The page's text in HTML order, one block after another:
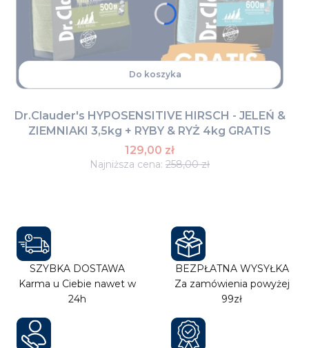
Do koszyka
Dr.Clauder's HYPOSENSITIVE HIRSCH - JELEŃ &
ZIEMNIAKI 3,5kg + RYBY & RYŻ 4kg GRATIS
129,00 zł
Najniższa cena: 258,00 zł
SZYBKA DOSTAWA
Karma u Ciebie nawet w
24h
BEZPŁATNA WYSYŁKA
Za zamówienia powyżej
99zł